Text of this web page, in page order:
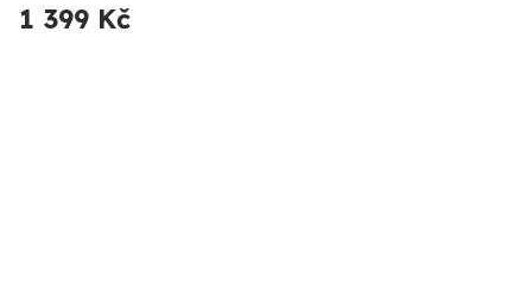
1 399 Kč